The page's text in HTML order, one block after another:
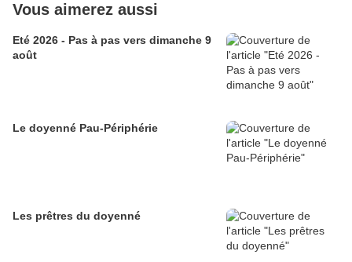
Vous aimerez aussi
Eté 2026 - Pas à pas vers dimanche 9
août
Le doyenné Pau-Périphérie
Les prêtres du doyenné